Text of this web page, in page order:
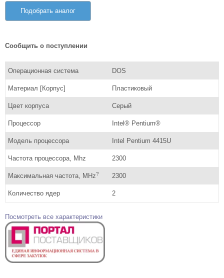
Подобрать аналог
Сообщить о поступлении
Операционная система DOS
Материал [Корпус] Пластиковый
Цвет корпуса Серый
Процессор Intel® Pentium®
Модель процессора Intel Pentium 4415U
Частота процессора, Mhz 2300
Максимальная частота, MHz? 2300
Количество ядер 2
Посмотреть все характеристики